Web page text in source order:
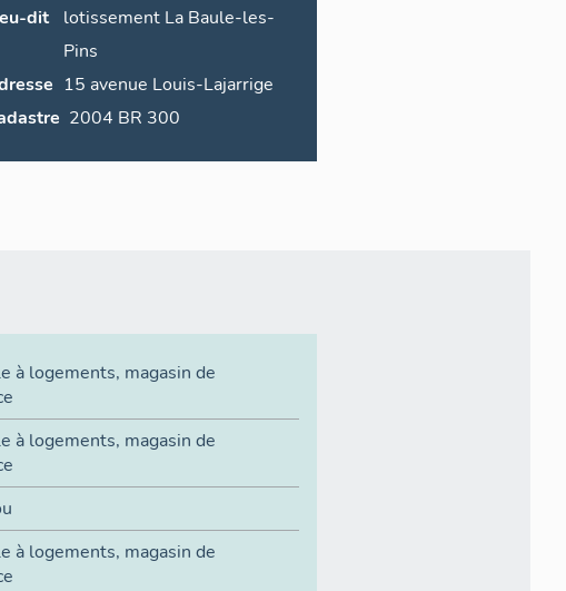
dit
lotissement La Baule-les-
Pins
15 avenue Louis-Lajarrige
2004 BR 300
à logements, magasin de
magasin de
à logements, magasin de